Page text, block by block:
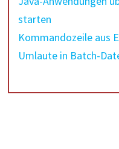
starten
Kommandozeile aus
Umlaute in Batch-